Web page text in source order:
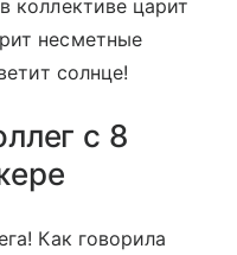
коллективе царит
несметные
солнце!
с 8
Как говорила